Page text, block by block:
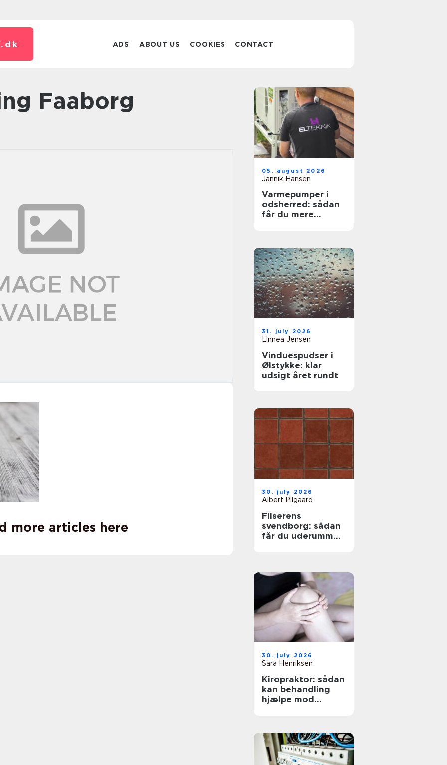
dk ADS ABOUT US COOKIES CONTACT
Faaborg
more articles here
05. august 2026
Jannik Hansen
Varmepumper i
odsherred: sådan
får du mere
31. july 2026
Linnea Jensen
Vinduespudser i
Ølstykke: klar
udsigt året rundt
30. july 2026
Albert Pilgaard
Fliserens
svendborg: sådan
får du uderummet
30. july 2026
Sara Henriksen
Kiropraktor: sådan
kan behandling
hjælpe mod